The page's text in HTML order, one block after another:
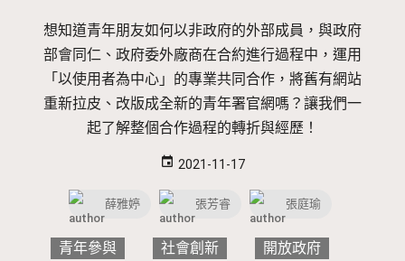
想知道青年朋友如何以非政府的外部成員，與政府
部會同仁、政府委外廠商在合約進行過程中，運用
「以使用者為中心」的專業共同合作，將舊有網站
重新拉皮、改版成全新的青年署官網嗎？讓我們一
起了解整個合作過程的轉折與經歷！
event 2021-11-17
薛雅婷 張芳睿 張庭瑜
青年參與 社會創新 開放政府